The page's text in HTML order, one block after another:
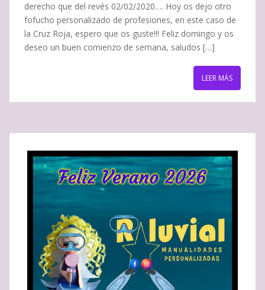
derecho que del revés 02/02/2020…. Hoy os dejo otro
fofucho personalizado de profesiones, en este caso de
la Cruz Roja, espero que os guste!!! Feliz domingo y os
deseo un buen comienzo de semana, saludos […]
LEER MÁS